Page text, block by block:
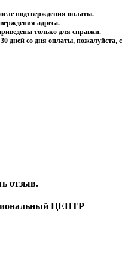
подтверждения оплаты.
адреса.
только для справки.
дней со дня оплаты,
отзыв.
ЦЕНТР